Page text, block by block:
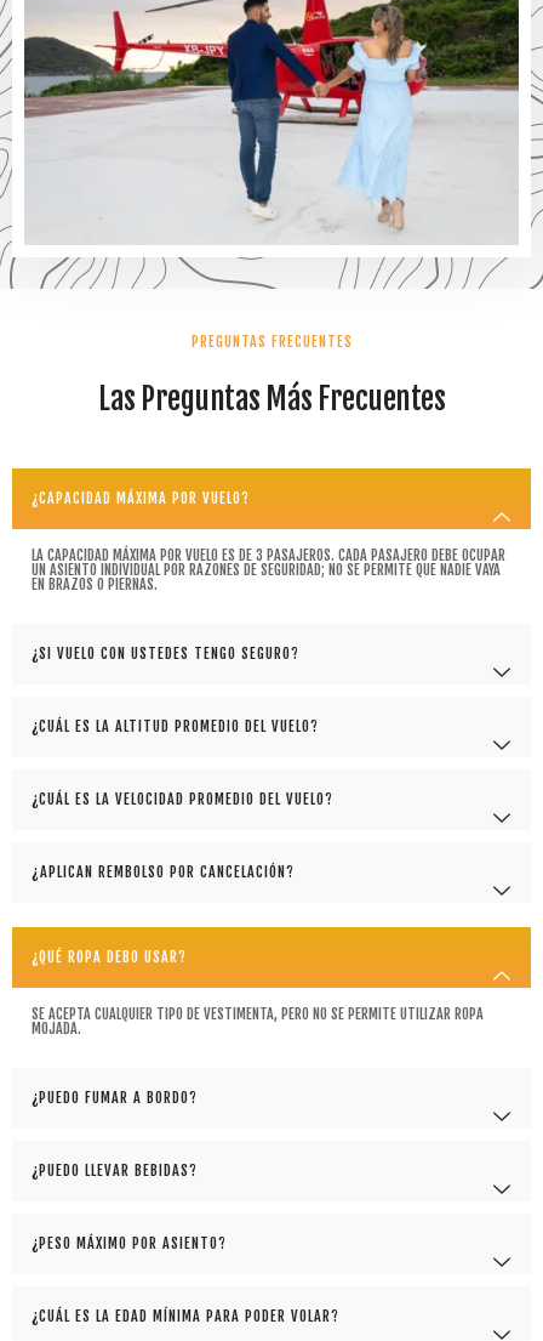
PREGUNTAS FRECUENTES
Las Preguntas Más Frecuentes
¿CAPACIDAD MÁXIMA POR VUELO?
LA CAPACIDAD MÁXIMA POR VUELO ES DE 3 PASAJEROS. CADA PASAJERO DEBE OCUPAR
UN ASIENTO INDIVIDUAL POR RAZONES DE SEGURIDAD; NO SE PERMITE QUE NADIE VAYA
EN BRAZOS O PIERNAS.
¿SI VUELO CON USTEDES TENGO SEGURO?
¿CUÁL ES LA ALTITUD PROMEDIO DEL VUELO?
¿CUÁL ES LA VELOCIDAD PROMEDIO DEL VUELO?
¿APLICAN REMBOLSO POR CANCELACIÓN?
¿QUÉ ROPA DEBO USAR?
SE ACEPTA CUALQUIER TIPO DE VESTIMENTA, PERO NO SE PERMITE UTILIZAR ROPA
MOJADA.
¿PUEDO FUMAR A BORDO?
¿PUEDO LLEVAR BEBIDAS?
¿PESO MÁXIMO POR ASIENTO?
¿CUÁL ES LA EDAD MÍNIMA PARA PODER VOLAR?